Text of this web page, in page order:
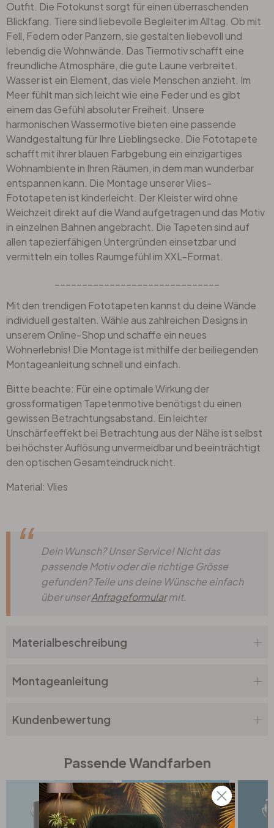
Outfit. Die Fotokunst sorgt für einen überraschenden
Blickfang. Tiere sind liebevolle Begleiter im Alltag. Ob mit
Fell, Federn oder Panzern, sie gestalten liebevoll und
lebendig die Wohnwände. Das Tiermotiv schafft eine
freundliche Atmosphäre, die gute Laune verbreitet.
Wasser ist ein Element, das viele Menschen anzieht. Im
Meer fühlt man sich leicht wie eine Feder und es gibt
einem das Gefühl absoluter Freiheit. Unsere
harmonischen Wassermotive bieten eine passende
Wandgestaltung für Ihre Lieblingsecke. Die Fototapete
schafft mit ihrer blauen Farbgebung ein einzigartiges
Wohnambiente in Ihren Räumen, in dem man wunderbar
entspannen kann. Die Montage unserer Vlies-
Fototapeten ist kinderleicht. Der Kleister wird ohne
Weichzeit direkt auf die Wand aufgetragen und das Motiv
in einzelnen Bahnen angebracht. Die Tapeten sind auf
allen tapezierfähigen Untergründen einsetzbar und
vermitteln ein tolles Raumgefühl im XXL-Format.
Mit den trendigen Fototapeten kannst du deine Wände
individuell gestalten. Wähle aus zahlreichen Designs in
unserem Online-Shop und schaffe ein neues
Wohnerlebnis! Die Montage ist mithilfe der beiliegenden
Montageanleitung schnell und einfach.
Bitte beachte: Für eine optimale Wirkung der
grossformatigen Tapetenmotive benötigst du einen
gewissen Betrachtungsabstand. Ein leichter
Unschärfeeffekt bei Betrachtung aus der Nähe ist selbst
bei höchster Auflösung unvermeidbar und beeinträchtigt
den optischen Gesamteindruck nicht.
Material: Vlies
Dein Wunsch? Unser Service! Nicht das
passende Motiv oder die richtige Grösse
gefunden? Teile uns deine Wünsche einfach
über unserAnfrageformularmit.
Materialbeschreibung
Montageanleitung
Kundenbewertung
Passende Wandfarben